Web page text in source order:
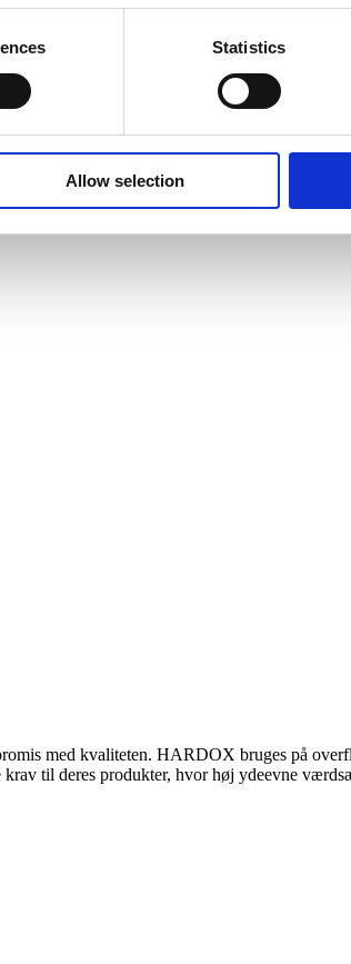
Statistics
Allow selection
med kvaliteten. HARDOX bruges på
til deres produkter, hvor høj ydeevne